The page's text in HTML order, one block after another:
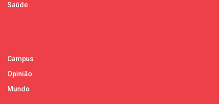
Saúde
Campus
Opinião
Mundo